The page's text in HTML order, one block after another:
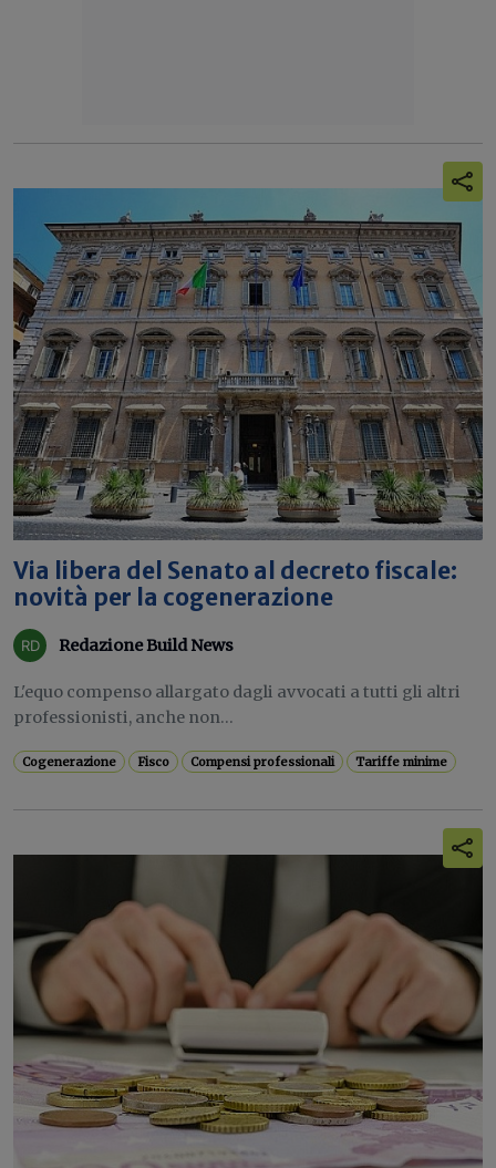
Via libera del Senato al decreto fiscale:
novità per la cogenerazione
Redazione Build News
L'equo compenso allargato dagli avvocati a tutti gli altri
professionisti, anche non...
Cogenerazione Fisco Compensi professionali Tariffe minime